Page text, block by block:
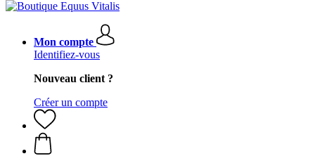
Mon compte
Identifiez-vous
Nouveau client ?
Créer un compte